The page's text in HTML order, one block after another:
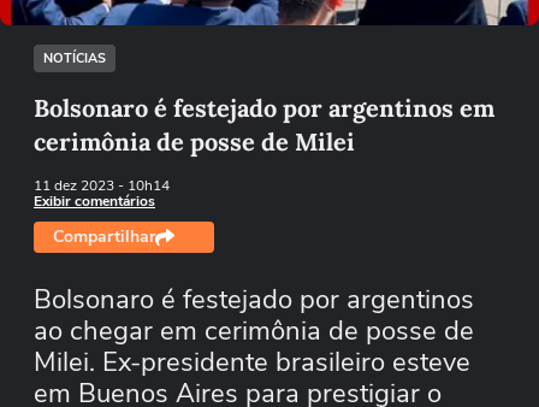
NOTÍCIAS
Bolsonaro é festejado por argentinos em
cerimônia de posse de Milei
11 dez 2023- 10h14
Exibir comentários
Compartilhar
Bolsonaro é festejado por argentinos
ao chegar em cerimônia de posse de
Milei. Ex-presidente brasileiro esteve
em Buenos Aires para prestigiar o